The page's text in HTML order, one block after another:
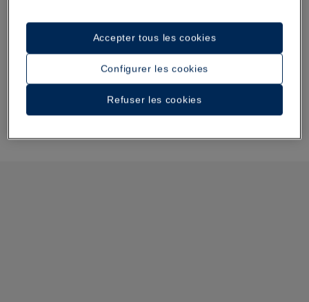
Configurer les cookies
Refuser les cookies
Accepter tous les cookies